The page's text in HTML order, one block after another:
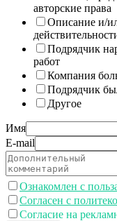
авторские права
Описание и/
Подрядчик
работ
Компания
Подрядчик
Другое
Имя
E-mail
Ознакомлен с
Согласен с
Согласие на